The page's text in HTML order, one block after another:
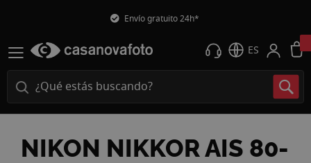
Envío gratuito 24h*
ES
NIKON NIKKOR AIS 80-